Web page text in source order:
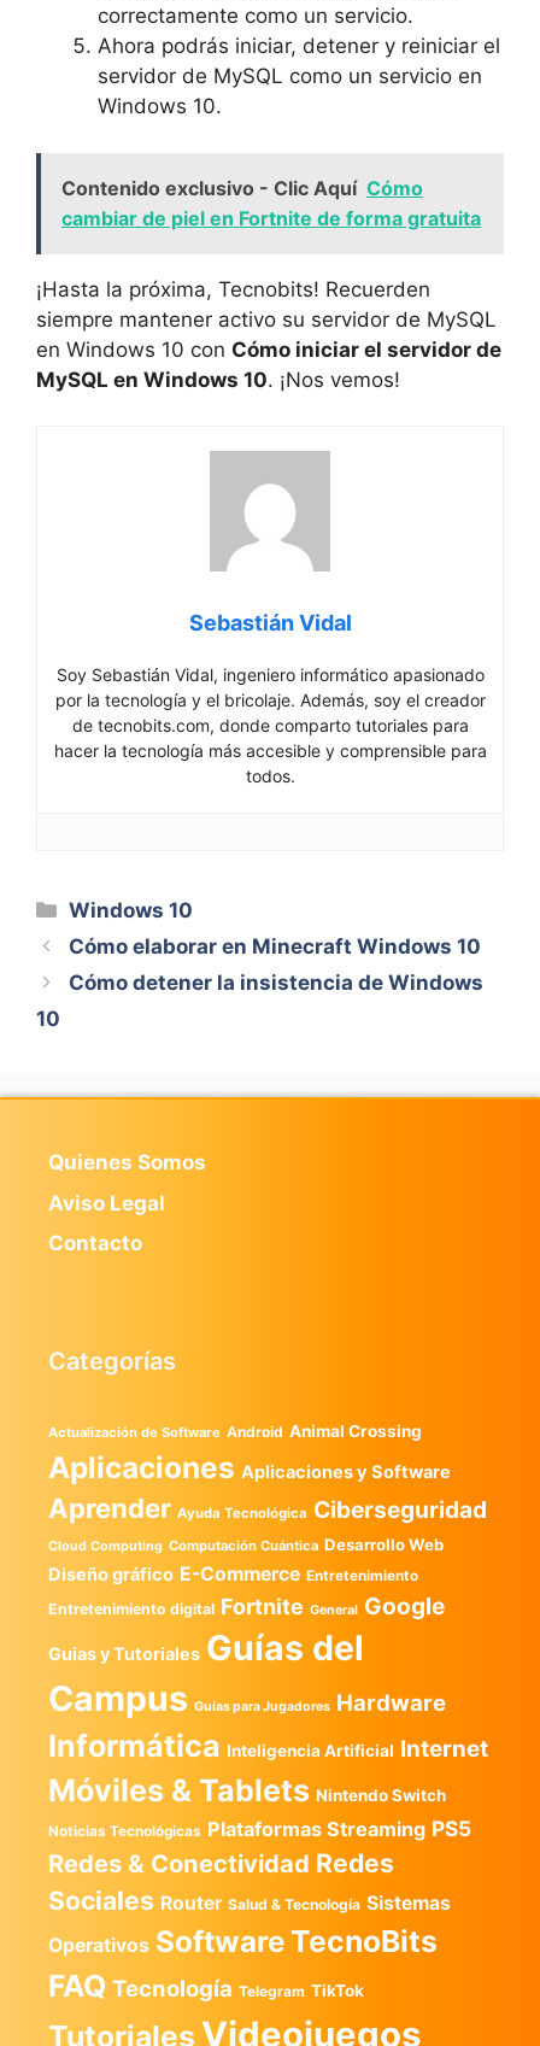
correctamente como un servicio.
Ahora podrás iniciar, detener y reiniciar el
servidor de MySQL como un servicio en
Windows 10.
Contenido exclusivo - Clic Aquí Cómo
cambiar de piel en Fortnite de forma gratuita
¡Hasta la próxima, Tecnobits! Recuerden
siempre mantener activo su servidor de MySQL
en Windows 10 con Cómo iniciar el servidor de
MySQL en Windows 10. ¡Nos vemos!
Sebastián Vidal
Soy Sebastián Vidal, ingeniero informático apasionado
por la tecnología y el bricolaje. Además, soy el creador
de tecnobits.com, donde comparto tutoriales para
hacer la tecnología más accesible y comprensible para
todos.
Categorías
Windows 10
Cómo elaborar en Minecraft Windows 10
Cómo detener la insistencia de Windows
10
Quienes Somos
Aviso Legal
Contacto
Categorías
Actualización de Software Android Animal Crossing
Aplicaciones Aplicaciones y Software
Aprender Ayuda Tecnológica Ciberseguridad
Cloud Computing Computación Cuántica Desarrollo Web
Diseño gráfico E-Commerce Entretenimiento
Entretenimiento digital Fortnite General Google
Guias y Tutoriales Guías del
Campus Guías para Jugadores Hardware
Informática Inteligencia Artificial Internet
Móviles & Tablets Nintendo Switch
Noticias Tecnológicas Plataformas Streaming PS5
Redes & Conectividad Redes
Sociales Router Salud & Tecnología Sistemas
Operativos SoftwareTecnoBits
FAQ Tecnología Telegram TikTok
Tutoriales Videojuegos